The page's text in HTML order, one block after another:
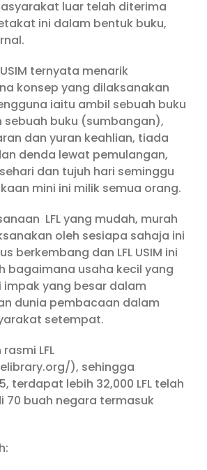
luar telah diterima
ini dalam bentuk buku,
USIM ternyata menarik
konsep yang dilaksanakan
iaitu ambil sebuah buku
buku (sumbangan),
dan yuran keahlian, tiada
denda lewat pemulangan,
dan tujuh hari seminggu
mini ini milik semua orang.
LFL yang mudah, murah
oleh sesiapa sahaja ini
berkembang dan LFL USIM ini
bagaimana usaha kecil yang
impak yang besar dalam
dunia pembacaan dalam
setempat.
LFL
), sehingga
terdapat lebih 32,000 LFL telah
70 buah negara termasuk